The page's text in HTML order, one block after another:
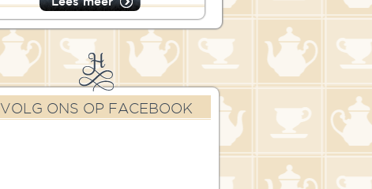
VOLG ONS OP FACEBOOK